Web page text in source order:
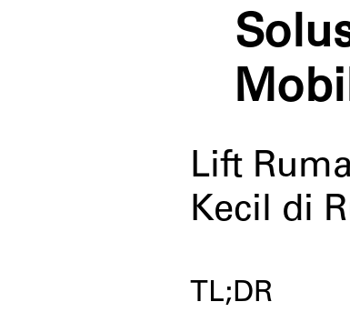
Lift
Kecil di
TL;DR